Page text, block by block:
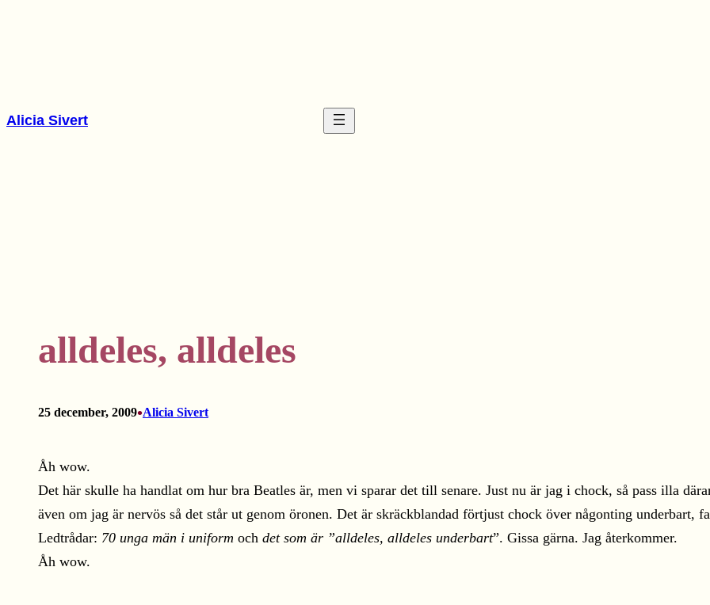
Alicia Sivert
alldeles, alldeles
25 december, 2009•Alicia Sivert
Åh wow.
Det här skulle ha handlat om hur bra Beatles är, men vi sparar det till senare. Just nu är jag i chock, så pass illa
även om jag är nervös så det står ut genom öronen. Det är skräckblandad förtjust chock över någonting underbart,
Ledtrådar: 70 unga män i uniform och det som är ”alldeles, alldeles underbart”. Gissa gärna. Jag återkommer.
Åh wow.